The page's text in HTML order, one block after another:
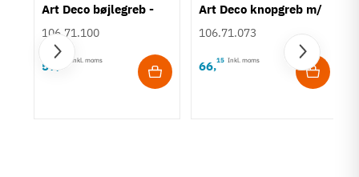
Stil
Art Deco
Design
Minimalistisk
Art Deco bøjlegreb -
Børstet guldfarvet
106.71.100
57 Inkl. moms
Art Deco knopgreb m/
struktur - Bronzefarve
106.71.073
66,15 Inkl. moms